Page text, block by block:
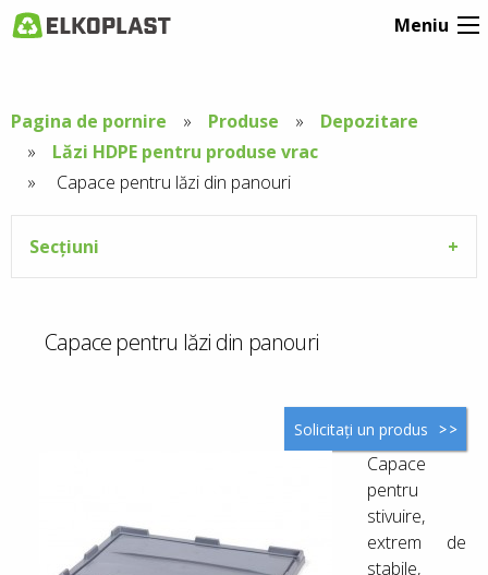
Meniu
Pagina de pornire Produse
Depozitare
Lăzi HDPE pentru produse vrac
Aktuální
stránka:
Capace pentru lăzi din panouri
Secțiuni
Capace pentru lăzi din panouri
Solicitați un produs
Capace
pentru
stivuire,
extrem de
stabile,